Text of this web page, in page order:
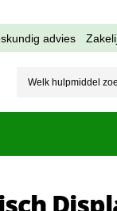
advies